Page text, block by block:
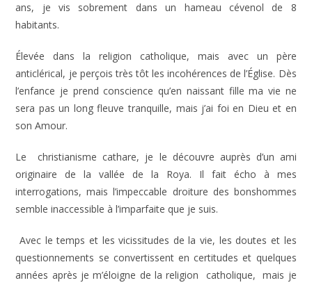
ans, je vis sobrement dans un hameau cévenol de 8
habitants.
Élevée dans la religion catholique, mais avec un père
anticlérical, je perçois très tôt les incohérences de l’Église. Dès
l’enfance je prend conscience qu’en naissant fille ma vie ne
sera pas un long fleuve tranquille, mais j’ai foi en Dieu et en
son Amour.
Le christianisme cathare, je le découvre auprès d’un ami
originaire de la vallée de la Roya. Il fait écho à mes
interrogations, mais l’impeccable droiture des bonshommes
semble inaccessible à l’imparfaite que je suis.
Avec le temps et les vicissitudes de la vie, les doutes et les
questionnements se convertissent en certitudes et quelques
années après je m’éloigne de la religion catholique, mais je